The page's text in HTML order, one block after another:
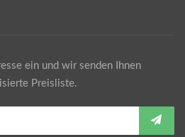
ein und wir senden Ihnen
Preisliste.